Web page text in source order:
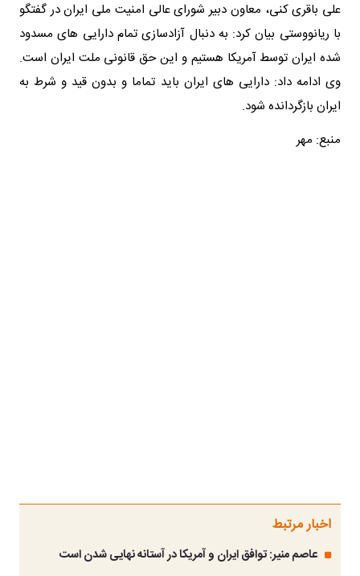
علی باقری کنی، معاون دبیر شورای عالی امنیت ملی ایران در گفتگو
با ریانووستی بیان کرد: به دنبال آزادسازی تمام دارایی‎ های مسدود
شده ایران توسط آمریکا هستیم و این حق قانونی ملت ایران است.
وی ادامه داد: دارایی های ایران باید تماما و بدون قید و شرط به
ایران بازگردانده شود.
منبع: مهر
اخبار مرتبط
عاصم منیر: توافق ایران و آمریکا در آستانه نهایی شدن است